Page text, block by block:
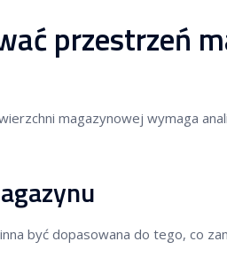
przestrzeń
magazynowej wymaga
być dopasowana do tego, co